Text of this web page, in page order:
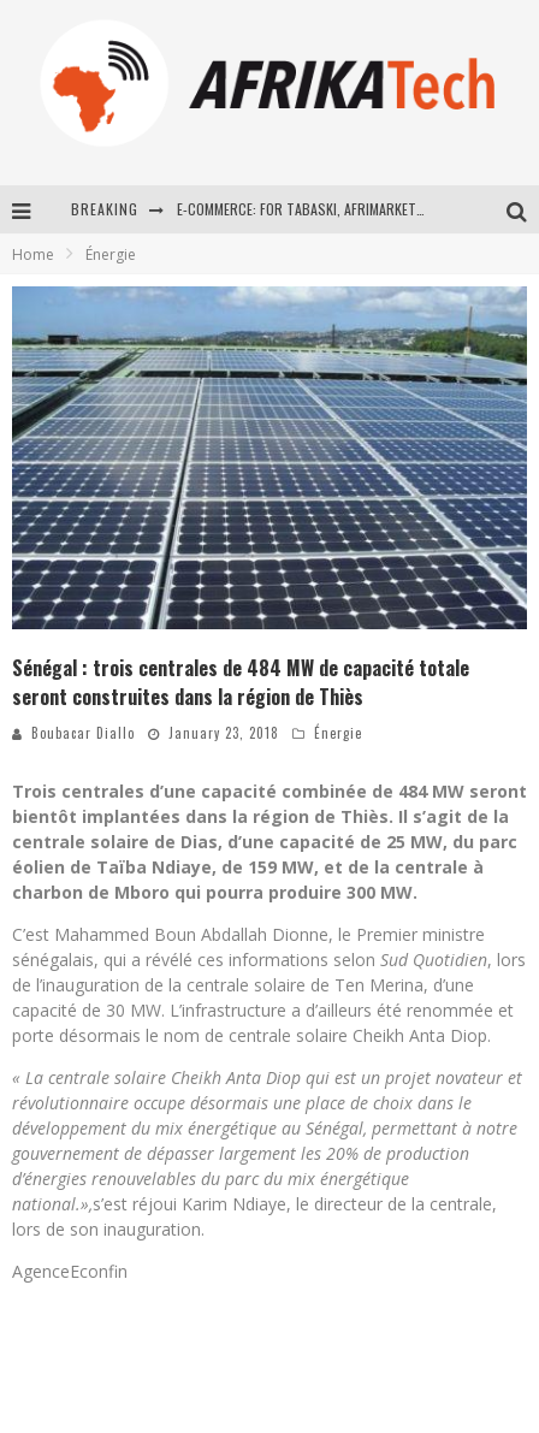
BREAKING
New to online sports betting? Consider These Tips to Play Your First Online Sports Betting Successfully
How Technology Has Changed Sports
Home Énergie
Sénégal : trois centrales de 484 MW de capacité totale
seront construites dans la région de Thiès
Boubacar Diallo January 23, 2018 Énergie
Trois centrales d’une capacité combinée de 484 MW seront
bientôt implantées dans la région de Thiès. Il s’agit de la
centrale solaire de Dias, d’une capacité de 25 MW, du parc
éolien de Taïba Ndiaye, de 159 MW, et de la centrale à
charbon de Mboro qui pourra produire 300 MW.
C’est Mahammed Boun Abdallah Dionne, le Premier ministre
sénégalais, qui a révélé ces informations selon Sud Quotidien, lors
de l’inauguration de la centrale solaire de Ten Merina, d’une
capacité de 30 MW. L’infrastructure a d’ailleurs été renommée et
porte désormais le nom de centrale solaire Cheikh Anta Diop.
« La centrale solaire Cheikh Anta Diop qui est un projet novateur et
révolutionnaire occupe désormais une place de choix dans le
développement du mix énergétique au Sénégal, permettant à notre
gouvernement de dépasser largement les 20% de production
d’énergies renouvelables du parc du mix énergétique
national.»,s’est réjoui Karim Ndiaye, le directeur de la centrale,
lors de son inauguration.
AgenceEconfin